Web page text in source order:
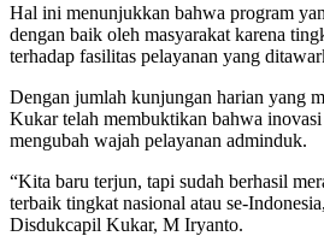
Hal ini menunjukkan bahwa program
dengan baik oleh masyarakat karena
terhadap fasilitas pelayanan yang
Dengan jumlah kunjungan harian yang
Kukar telah membuktikan bahwa
mengubah wajah pelayanan adminduk.
“Kita baru terjun, tapi sudah berhasil
terbaik tingkat nasional atau se-
Disdukcapil Kukar, M Iryanto.